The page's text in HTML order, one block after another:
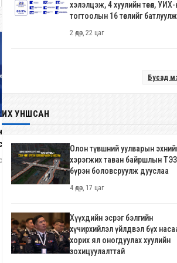
хяналтын хоёр удаагийн
345 хүн оролцжээ
хоног
хэлэлцэж, 4 хуулийн төсөл,
тогтоолын 16 төслийг
2 өдөр, 22 цаг
Бусад
ИХ УНШСАН
Олон түвшний уулварын
хэрэгжих таван байршлын
бүрэн боловсруулж дууслаа
4 өдөр, 17 цаг
Хүүхдийн эсрэг бэлгийн
хүчирхийлэл үйлдвэл бүх
хорих ял оногдуулах хуулийн
зохицуулалттай